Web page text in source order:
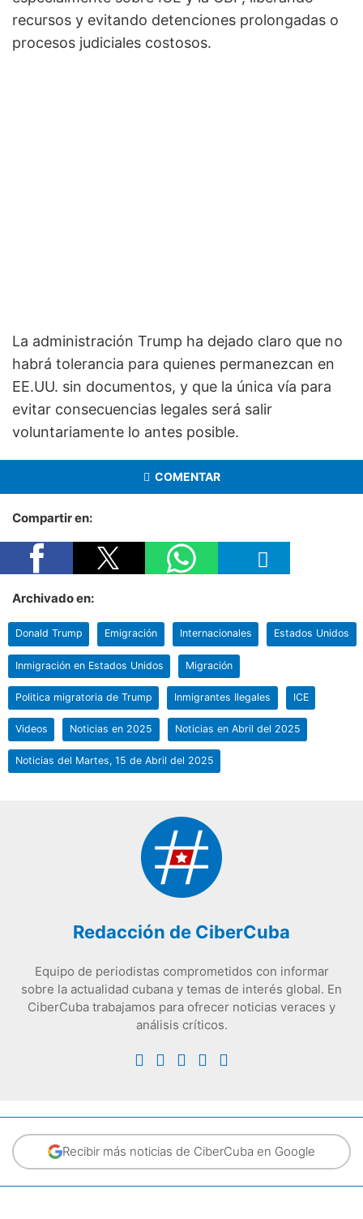
recursos y evitando detenciones prolongadas o
procesos judiciales costosos.
La administración Trump ha dejado claro que no
habrá tolerancia para quienes permanezcan en
EE.UU. sin documentos, y que la única vía para
evitar consecuencias legales será salir
voluntariamente lo antes posible.
COMENTAR
Compartir en:
Archivado en:
Donald Trump Emigración Internacionales Estados Unidos
Inmigración en Estados Unidos Migración
Politica migratoria de Trump Inmigrantes Ilegales ICE
Videos Noticias en 2025 Noticias en Abril del 2025
Noticias del Martes, 15 de Abril del 2025
Redacción de CiberCuba
Equipo de periodistas comprometidos con informar
sobre la actualidad cubana y temas de interés global. En
CiberCuba trabajamos para ofrecer noticias veraces y
análisis críticos.
Recibir más noticias de CiberCuba en Google